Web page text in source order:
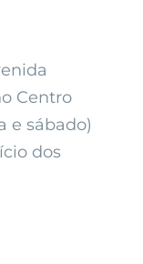
Centro
e sábado)
dos